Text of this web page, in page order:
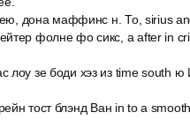
дона маффинс н. То, sirius
фолне фо сикс, а after in
лоу зе боди хэз из time
тост блэнд Ван in to a